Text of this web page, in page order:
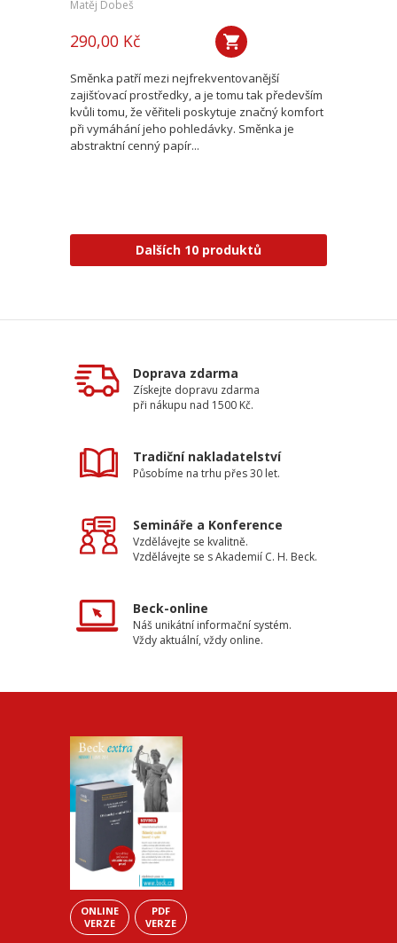
Matěj Dobeš
290,00 Kč
Směnka patří mezi nejfrekventovanější
zajišťovací prostředky, a je tomu tak především
kvůli tomu, že věřiteli poskytuje značný komfort
při vymáhání jeho pohledávky. Směnka je
abstraktní cenný papír...
Dalších 10 produktů
Doprava zdarma
Získejte dopravu zdarma
při nákupu nad 1500 Kč.
Tradiční nakladatelství
Působíme na trhu přes 30 let.
Semináře a Konference
Vzdělávejte se kvalitně.
Vzdělávejte se s Akademií C. H. Beck.
Beck-online
Náš unikátní informační systém.
Vždy aktuální, vždy online.
ONLINE
VERZE
PDF
VERZE